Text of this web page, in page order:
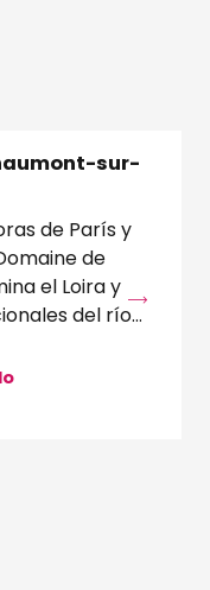
sur-
de París y
de
el Loira y
del río